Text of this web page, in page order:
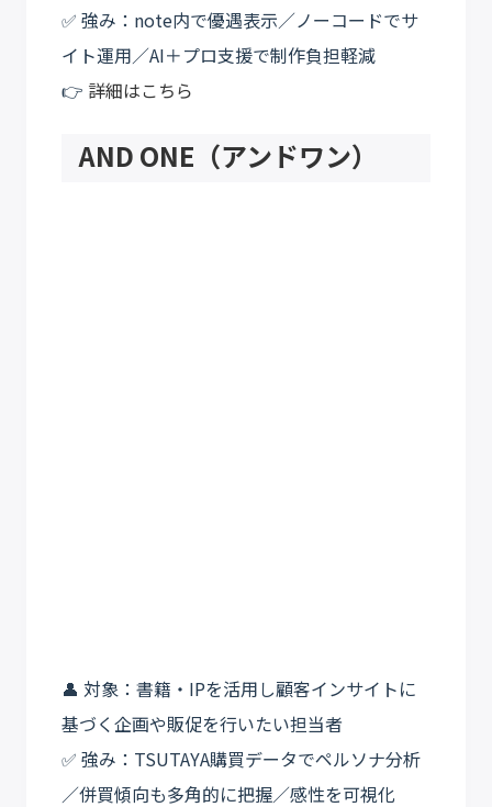
✅ 強み：note内で優遇表示／ノーコードでサ
イト運用／AI＋プロ支援で制作負担軽減
👉 詳細はこちら
AND ONE（アンドワン）
👤 対象：書籍・IPを活用し顧客インサイトに
基づく企画や販促を行いたい担当者
✅ 強み：TSUTAYA購買データでペルソナ分析
／併買傾向も多角的に把握／感性を可視化